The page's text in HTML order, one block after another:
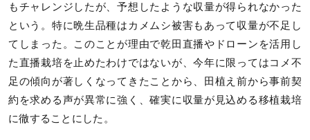
もチャレンジしたが、予想したような収量が得られなかった
という。特に晩生品種はカメムシ被害もあって収量が不足し
てしまった。このことが理由で乾田直播やドローンを活用し
た直播栽培を止めたわけではないが、今年に限ってはコメ不
足の傾向が著しくなってきたことから、田植え前から事前契
約を求める声が異常に強く、確実に収量が見込める移植栽培
に徹することにした。